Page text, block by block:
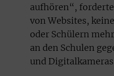
aufhören“,
von Websites,
oder Schülern
an den Schulen
und